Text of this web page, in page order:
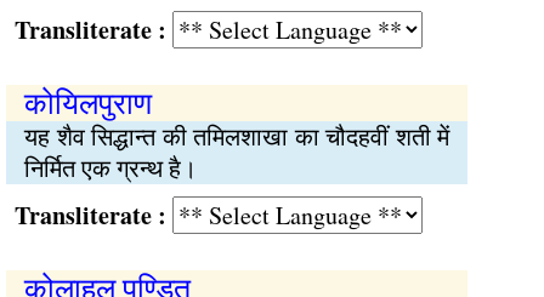
:
कोयिलपुराण
यह शैव सिद्धान्त की तमिलशाखा का चौदहवीं शती में
निर्मित एक ग्रन्थ है।
:
कोलाहल पण्डित